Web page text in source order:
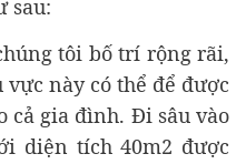
sau:
tôi bố trí rộng rãi,
này có thể để được
cả gia đình. Đi sâu vào
diện tích 40m2 được